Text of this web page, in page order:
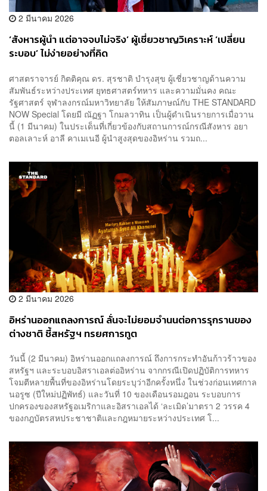
2 มีนาคม 2026
‘สังหารผู้นำ แต่อาจจบไม่จริง’ ผู้เชี่ยวชาญวิเคราะห์ ‘เปลี่ยน
ระบอบ’ ไม่ง่ายอย่างที่คิด
ศาสตราจารย์ กิตติคุณ ดร. สุรชาติ บำรุงสุข ผู้เชี่ยวชาญด้านความ
สัมพันธ์ระหว่างประเทศ ยุทธศาสตร์ทหาร และความมั่นคง คณะ
รัฐศาสตร์ จุฬาลงกรณ์มหาวิทยาลัย ให้สัมภาษณ์กับ THE STANDARD
NOW Special โดยมี ณัฏฐา โกมลวาทิน เป็นผู้ดำเนินรายการเมื่อวาน
นี้ (1 มีนาคม) ในประเด็นที่เกี่ยวข้องกับสถานการณ์กรณีสังหาร อยา
ตอลเลาะห์ อาลี คาเมเนอี ผู้นำสูงสุดของอิหร่าน รวมถ...
2 มีนาคม 2026
อิหร่านออกแถลงการณ์ ลั่นจะไม่ยอมจำนนต่อการรุกรานของ
ต่างชาติ ชี้สหรัฐฯ ทรยศการทูต
วันนี้ (2 มีนาคม) อิหร่านออกแถลงการณ์ ถึงการกระทำอันก้าวร้าวของ
สหรัฐฯ และระบอบอิสราเอลต่ออิหร่าน จากกรณีเปิดปฏิบัติการทหาร
โจมตีหลายพื้นที่ของอิหร่านโดยระบุว่าอีกครั้งหนึ่ง ในช่วงก่อนเทศกาล
นอรูซ (ปีใหม่ปฏิพัทธ์) และวันที่ 10 ของเดือนรอมฎอน ระบอบการ
ปกครองของสหรัฐอเมริกาและอิสราเอลได้ ‘ละเมิด’มาตรา 2 วรรค 4
ของกฎบัตรสหประชาชาติและกฎหมายระหว่างประเทศ โ...